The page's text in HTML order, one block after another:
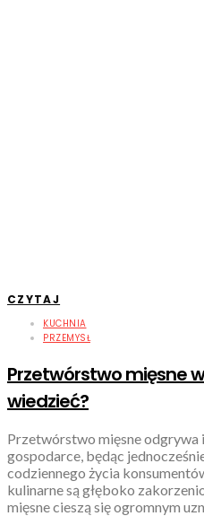
CZYTAJ
KUCHNIA
PRZEMYSŁ
Przetwórstwo mięsne
wiedzieć?
Przetwórstwo mięsne odgrywa
gospodarce, będąc
codziennego życia
kulinarne są głęboko
mięsne cieszą się ogromnym